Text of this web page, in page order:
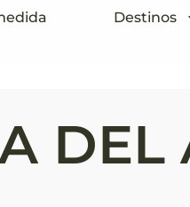
Destinos
DEL